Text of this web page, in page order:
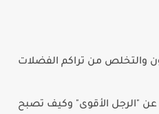
والتخلص من تراكم الفضلات
عن "الرجل الأقوى" وكيف تصبح